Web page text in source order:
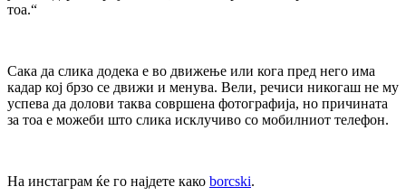
тоа.“
Сака да слика додека е во движење или кога пред него има
кадар кој брзо се движи и менува. Вели, речиси никогаш не му
успева да долови таква совршена фотографија, но причината
за тоа е можеби што слика исклучиво со мобилниот телефон.
На инстаграм ќе го најдете како borcski.